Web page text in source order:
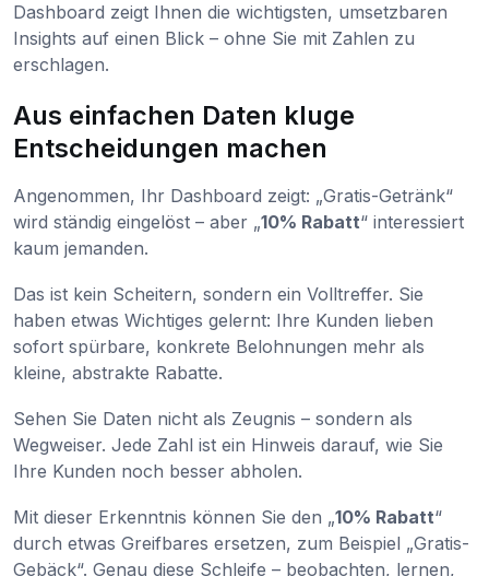
Dashboard zeigt Ihnen die wichtigsten, umsetzbaren
Insights auf einen Blick – ohne Sie mit Zahlen zu
erschlagen.
Aus einfachen Daten kluge
Entscheidungen machen
Angenommen, Ihr Dashboard zeigt: „Gratis-Getränk“
wird ständig eingelöst – aber „10% Rabatt“ interessiert
kaum jemanden.
Das ist kein Scheitern, sondern ein Volltreffer. Sie
haben etwas Wichtiges gelernt: Ihre Kunden lieben
sofort spürbare, konkrete Belohnungen mehr als
kleine, abstrakte Rabatte.
Sehen Sie Daten nicht als Zeugnis – sondern als
Wegweiser. Jede Zahl ist ein Hinweis darauf, wie Sie
Ihre Kunden noch besser abholen.
Mit dieser Erkenntnis können Sie den „10% Rabatt“
durch etwas Greifbares ersetzen, zum Beispiel „Gratis-
Gebäck“. Genau diese Schleife – beobachten, lernen,